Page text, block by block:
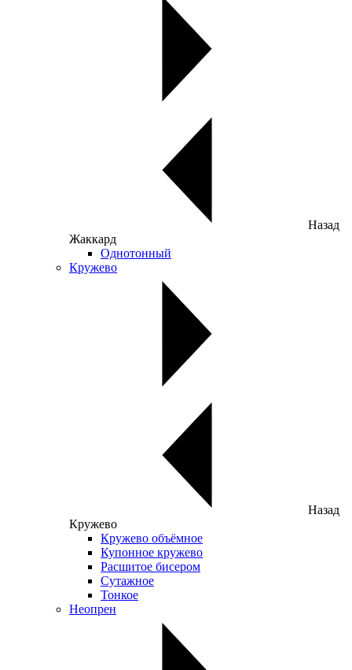
Назад
Жаккард
Однотонный
Кружево
Назад
Кружево
Кружево объёмное
Купонное кружево
Расшитое бисером
Сутажное
Тонкое
Неопрен